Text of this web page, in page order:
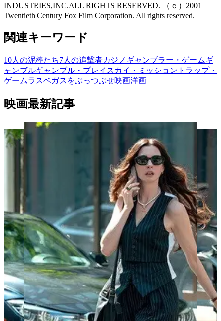
INDUSTRIES,INC.ALL RIGHTS RESERVED. （ｃ）2001
Twentieth Century Fox Film Corporation. All rights reserved.
関連キーワード
10人の泥棒たち7人の追撃者カジノ ギャンブラー・ゲームギ
ャンブルギャンブル・プレイ スカイ・ミッション トラップ・
ゲームラスベガスをぶっつぶせ映画洋画
映画最新記事